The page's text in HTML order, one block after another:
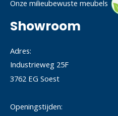
Onze milieubewuste meubels
Showroom
Adres:
Industrieweg 25F
3762 EG Soest
Openingstijden: